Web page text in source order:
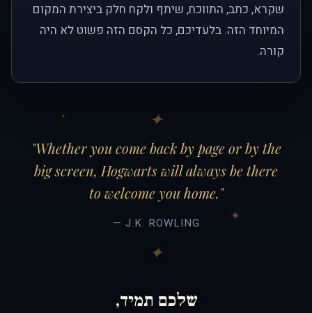
שקרא, כתב, התווכח, שיתף ולקח חלק ביצירת המקום
המיוחד הזה. בלעדיכם, כל הקסם הזה פשוט לא היה
קורה.
"Whether you come back by page or by the
big screen, Hogwarts will always be there
to welcome you home."
— J.K. ROWLING
שלכם תמיד,